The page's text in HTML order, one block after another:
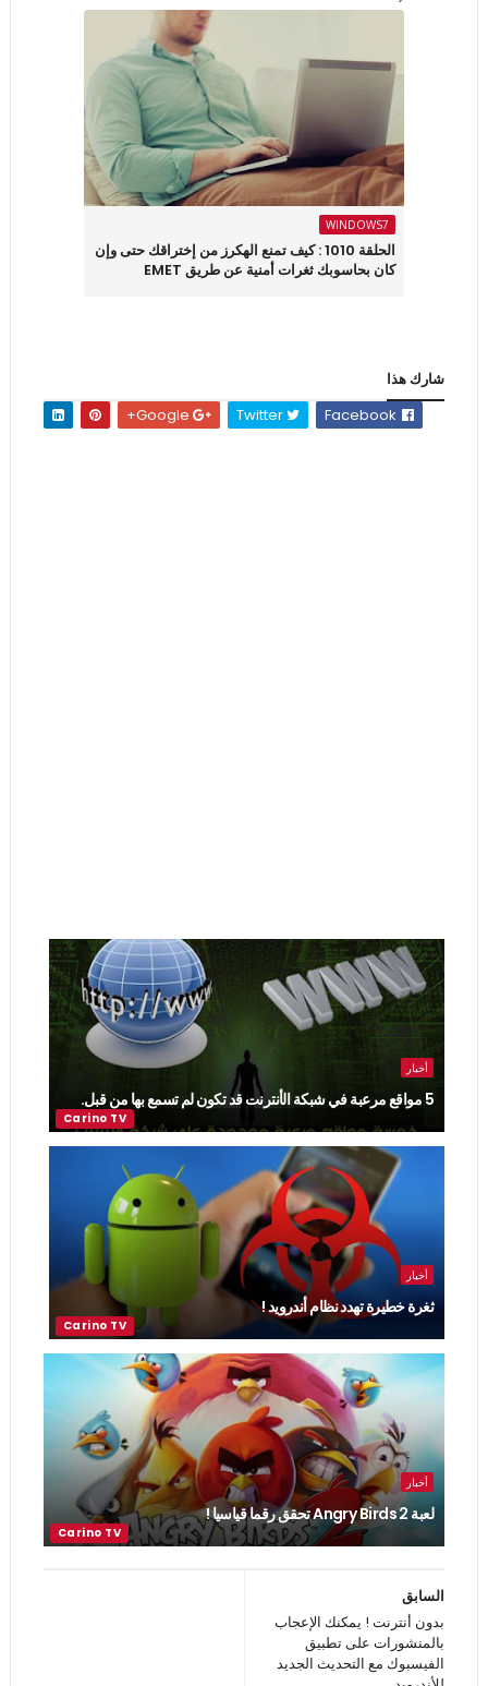
WINDOWS7
الحلقة 1010 : كيف تمنع الهكرز من إختراقك حتى وإن
كان بحاسوبك ثغرات أمنية عن طريق EMET
شارك هذا
Twitter
أخبار
5 مواقع مرعبة في شبكة الأنترنت قد تكون لم تسمع بها من قبل.
أخبار
ثغرة خطيرة تهدد نظام أندرويد !
أخبار
لعبة Angry Birds 2 تحقق رقما قياسيا !
السابق
بدون أنترنت ! يمكنك الإعجاب
بالمنشورات على تطبيق
الفيسبوك مع التحديث الجديد